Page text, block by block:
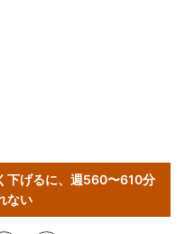
下げるに、週560〜610分
ない